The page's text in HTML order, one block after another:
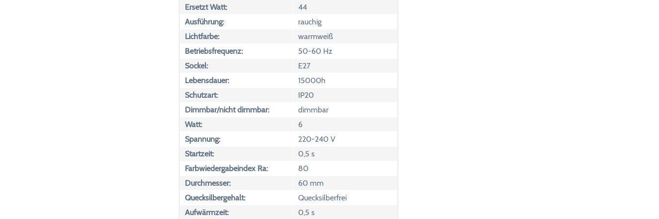
Ersetzt Watt:
44
Ausführung:
rauchig
Lichtfarbe:
warmweiß
Betriebsfrequenz:
50-60 Hz
Sockel:
E27
Lebensdauer:
15000h
Schutzart:
IP20
Dimmbar/nicht dimmbar:
dimmbar
Watt:
6
Spannung:
220-240 V
Startzeit:
0,5 s
Farbwiedergabeindex Ra:
80
Durchmesser:
60 mm
Quecksilbergehalt:
Quecksilberfrei
Aufwärmzeit:
0,5 s